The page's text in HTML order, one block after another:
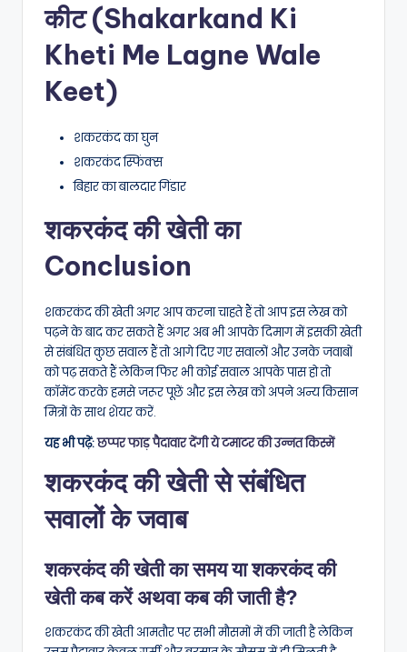
कीट (Shakarkand Ki
Kheti Me Lagne Wale
Keet)
शकरकंद का घुन
शकरकंद स्फिंक्स
बिहार का बालदार गिंडार
शकरकंद की खेती का
Conclusion
शकरकंद की खेती अगर आप करना चाहते हैं तो आप इस लेख को
पढ़ने के बाद कर सकते हैं अगर अब भी आपके दिमाग में इसकी खेती
से संबंधित कुछ सवाल हैं तो आगे दिए गए सवालों और उनके जवाबों
को पढ़ सकते हैं लेकिन फिर भी कोई सवाल आपके पास हो तो
कॉमेंट करके हमसे जरूर पूछें और इस लेख को अपने अन्य किसान
मित्रों के साथ शेयर करें.
यह भी पढ़ें:छप्पर फाड़ पैदावार देंगी ये टमाटर की उन्नत किस्में
शकरकंद की खेती से संबंधित
सवालों के जवाब
शकरकंद की खेती का समय या शकरकंद की
खेती कब करें अथवा कब की जाती है?
शकरकंद की खेती आमतौर पर सभी मौसमों में की जाती है लेकिन